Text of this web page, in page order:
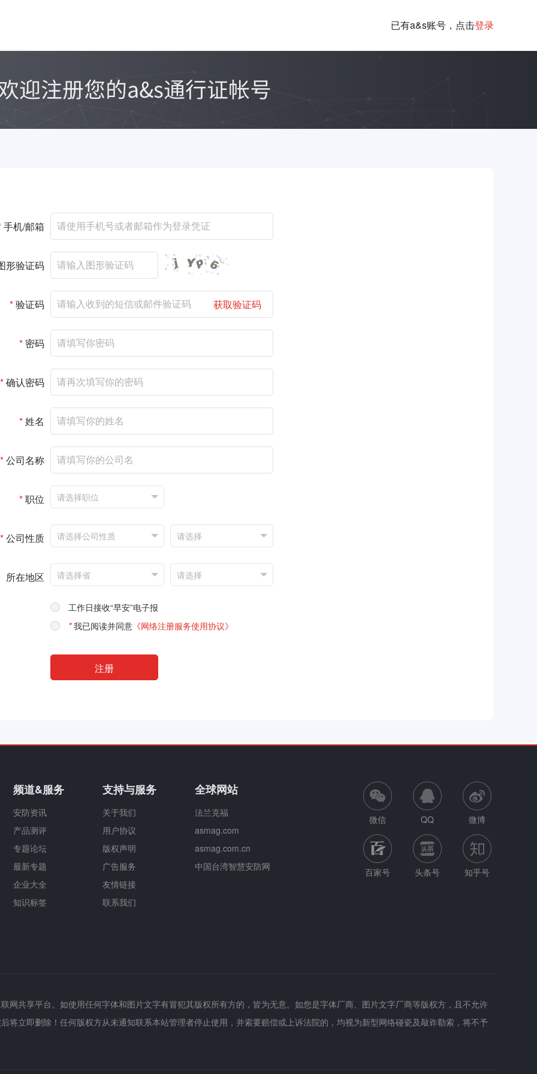
已有a&s账号，点击登录
手机/邮箱
形验证码
*验证码 获取验证码
* 密码
*确认密码
*姓名
*公司名称
*职位
*公司性质
所在地区
工作日接收“早安”电子报
*我已阅读并同意 《网络注册服务使用协议》
频道&服务
安防资讯
产品测评
专题论坛
最新专题
企业大全
知识标签
支持与服务
关于我们
用户协议
版权声明
广告服务
友情链接
联系我们
全球网站
法兰克福
asmag.com
asmag.com.cn
中国台湾智慧安防网
微信 QQ 微博
百家号 头条号 知乎号
网共享平台。如使用任何字体和图片文字有冒犯其版权所有方的，皆为无意。如您是字体厂商、图片文字厂商等版权方，且不允许
将立即删除！任何版权方从未通知联系本站管理者停止使用，并索要赔偿或上诉法院的，均视为新型网络碰瓷及敲诈勒索，将不予